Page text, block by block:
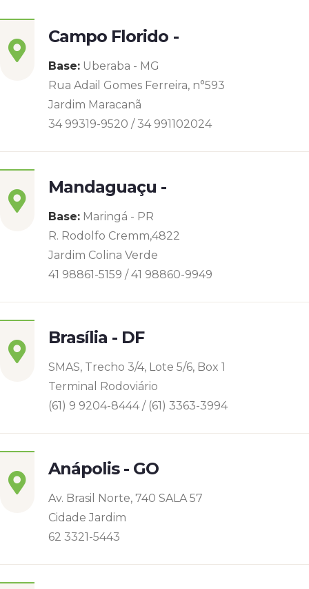
Campo Florido -
Base: Uberaba - MG
Rua Adail Gomes Ferreira, n°593
Jardim Maracanã
34 99319-9520 / 34 991102024
Mandaguaçu -
Base: Maringá - PR
R. Rodolfo Cremm,4822
Jardim Colina Verde
41 98861-5159 / 41 98860-9949
Brasília - DF
SMAS, Trecho 3/4, Lote 5/6, Box 1
Terminal Rodoviário
(61) 9 9204-8444 / (61) 3363-3994
Anápolis - GO
Av. Brasil Norte, 740 SALA 57
Cidade Jardim
62 3321-5443